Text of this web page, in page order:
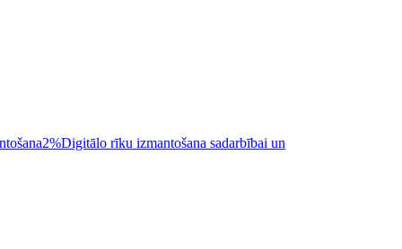
2%Digitālo rīku izmantošana sadarbībai un